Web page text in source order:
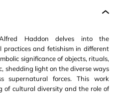
Haddon delves into the
and fetishism in different
significance of objects, rituals,
shedding light on the diverse ways
supernatural forces. This work
of cultural diversity and the role of